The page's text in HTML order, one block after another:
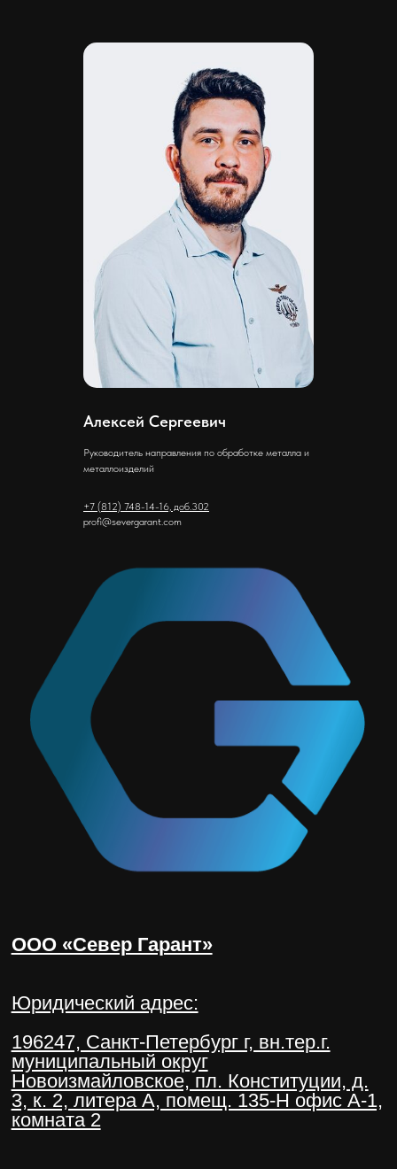
Алексей Сергеевич
Руководитель направления по обработке металла и
металлоизделий
+7 (812) 748-14-16, доб.302
profi@severgarant.com